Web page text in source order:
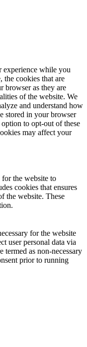
experience while you
the cookies that are
browser as they are
of the website. We
and understand how
stored in your browser
to opt-out of these
may affect your
for the website to
cookies that ensures
the website. These
for the website
user personal data via
termed as non-necessary
prior to running